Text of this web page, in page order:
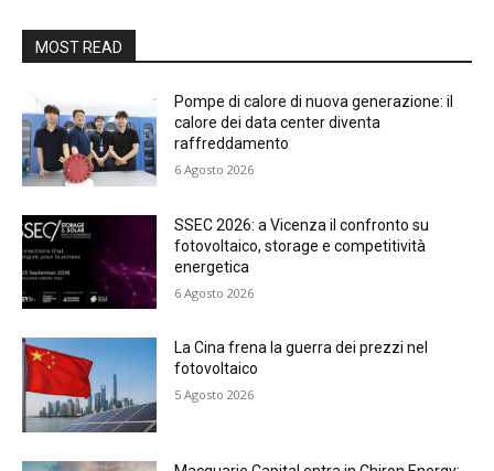
MOST READ
Pompe di calore di nuova generazione: il
calore dei data center diventa
raffreddamento
6 Agosto 2026
SSEC 2026: a Vicenza il confronto su
fotovoltaico, storage e competitività
energetica
6 Agosto 2026
La Cina frena la guerra dei prezzi nel
fotovoltaico
5 Agosto 2026